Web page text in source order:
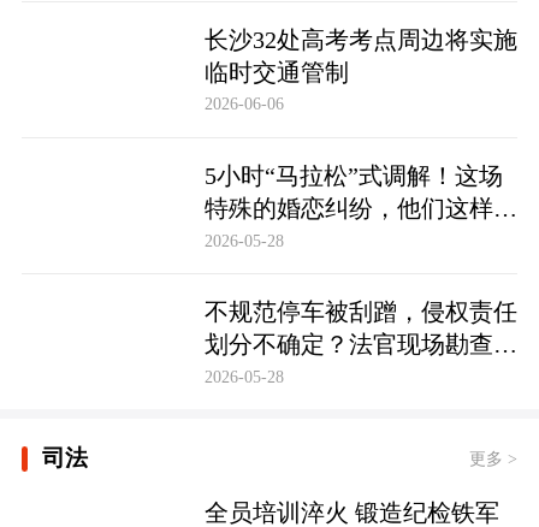
长沙32处高考考点周边将实施
临时交通管制
2026-06-06
5小时“马拉松”式调解！这场
特殊的婚恋纠纷，他们这样化
解……
2026-05-28
不规范停车被刮蹭，侵权责任
划分不确定？法官现场勘查定
争纷
2026-05-28
司法 更多 >
全员培训淬火 锻造纪检铁军